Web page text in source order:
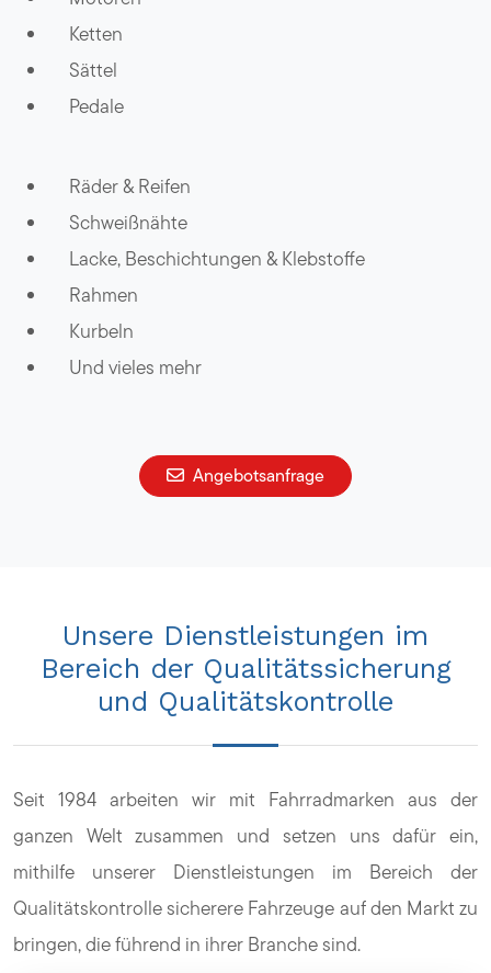
Ketten
Sättel
Pedale
Räder & Reifen
Schweißnähte
Lacke, Beschichtungen & Klebstoffe
Rahmen
Kurbeln
Und vieles mehr
Angebotsanfrage
Unsere Dienstleistungen im
Bereich der Qualitätssicherung
und Qualitätskontrolle
Seit 1984 arbeiten wir mit Fahrradmarken aus der
ganzen Welt zusammen und setzen uns dafür ein,
mithilfe unserer Dienstleistungen im Bereich der
Qualitätskontrolle sicherere Fahrzeuge auf den Markt zu
bringen, die führend in ihrer Branche sind.